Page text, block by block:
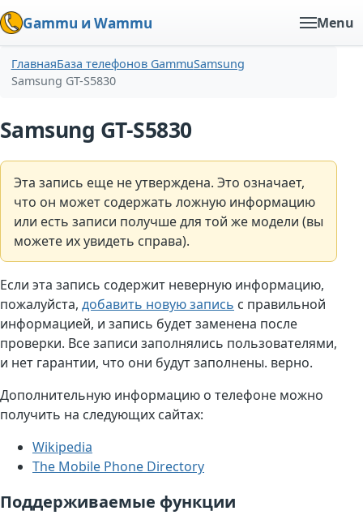
Gammu и Wammu Menu
ГлавнаяБаза телефонов GammuSamsung
Samsung GT-S5830
Samsung GT-S5830
Эта запись еще не утверждена. Это означает,
что он может содержать ложную информацию
или есть записи получше для той же модели (вы
можете их увидеть справа).
Если эта запись содержит неверную информацию,
пожалуйста, добавить новую запись с правильной
информацией, и запись будет заменена после
проверки. Все записи заполнялись пользователями,
и нет гарантии, что они будут заполнены. верно.
Дополнительную информацию о телефоне можно
получить на следующих сайтах:
Wikipedia
The Mobile Phone Directory
Поддерживаемые функции